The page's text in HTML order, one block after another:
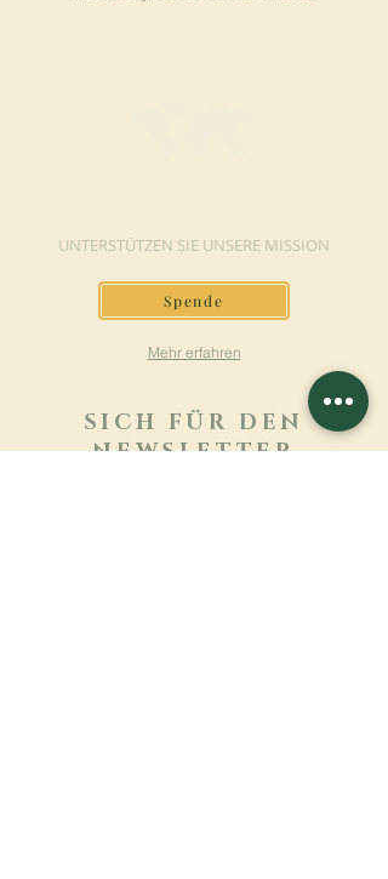
UNTERSTÜTZEN SIE UNSERE MISSION
Spende
Mehr erfahren
SICH FÜR DEN
NEWSLETTER